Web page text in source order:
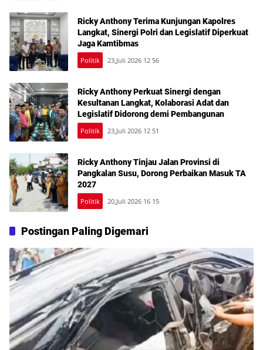
Ricky Anthony Terima Kunjungan Kapolres
Langkat, Sinergi Polri dan Legislatif Diperkuat
Jaga Kamtibmas
Politik 23,Juli 2026 12 56
Ricky Anthony Perkuat Sinergi dengan
Kesultanan Langkat, Kolaborasi Adat dan
Legislatif Didorong demi Pembangunan
Politik 23,Juli 2026 12 51
Ricky Anthony Tinjau Jalan Provinsi di
Pangkalan Susu, Dorong Perbaikan Masuk TA
2027
Politik 20,Juli 2026 16 15
Postingan Paling Digemari